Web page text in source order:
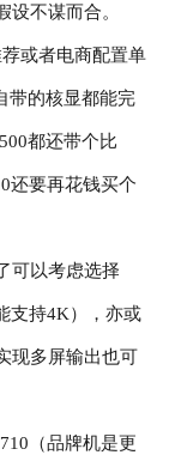
不谋而合。
或者电商配置单
带的核显都能完
都还带个比
还要再花钱买个
以考虑选择
支持4K），亦或
现多屏输出也可
（品牌机是更